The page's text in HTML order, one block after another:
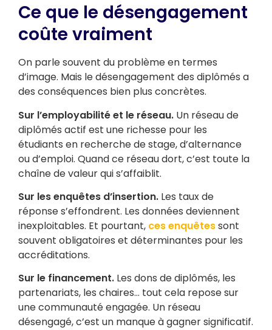
Ce que le désengagement
coûte vraiment
On parle souvent du problème en termes
d’image. Mais le désengagement des diplômés a
des conséquences bien plus concrètes.
Sur l’employabilité et le réseau. Un réseau de
diplômés actif est une richesse pour les
étudiants en recherche de stage, d’alternance
ou d’emploi. Quand ce réseau dort, c’est toute la
chaîne de valeur qui s’affaiblit.
Sur les enquêtes d’insertion. Les taux de
réponse s’effondrent. Les données deviennent
inexploitables. Et pourtant, ces enquêtessont
souvent obligatoires et déterminantes pour les
accréditations.
Sur le financement. Les dons de diplômés, les
partenariats, les chaires… tout cela repose sur
une communauté engagée. Un réseau
désengagé, c’est un manque à gagner significatif.